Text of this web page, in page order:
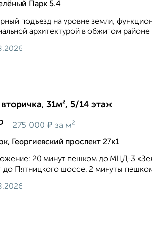
Парк 5.4
подъезд на уровне земли,
архитектурой в обжитом
31м², 5/14 этаж
275 000 ₽ за м²
Георгиевский проспект 27к1
20 минут пешком до МЦД-3
до Пятницкого шоссе. 2 минуты